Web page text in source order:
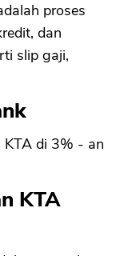
proses
dan
slip gaji,
KTA di 3% - an
KTA